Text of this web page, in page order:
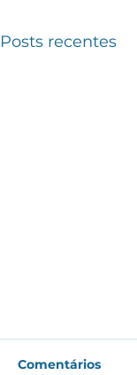
Posts recentes
Comentários